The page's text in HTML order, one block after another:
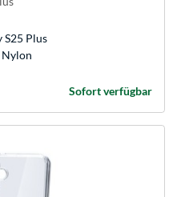
S25 Plus
Sofort verfügbar